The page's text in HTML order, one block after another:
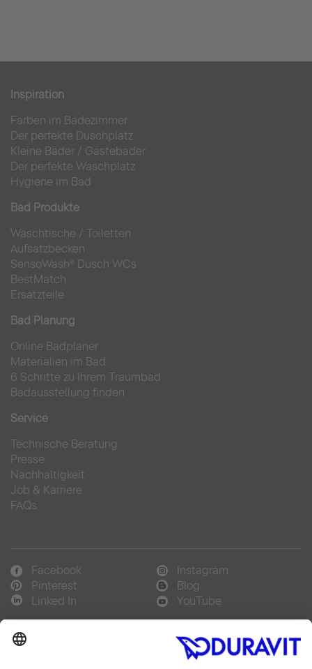
Inspiration
Farben im Badezimmer
Der perfekte Duschplatz
Kleine Bäder / Gästebäder
Der perfekte Waschplatz
Hygiene im Bad
Bad Produkte
Waschtische / Toiletten
Aufsatzbecken
SensoWash® Dusch WCs
BestMatch
Ersatzteile
Bad Planung
Online Badplaner
Materialien im Bad
6 Schritte zu Ihrem Traumbad
Badausstellung finden
Service
Technische Beratung
Presse
Nachhaltigkeit
Job & Karriere
FAQs
Facebook
Instagram
Pinterest
Blog
Linked In
YouTube